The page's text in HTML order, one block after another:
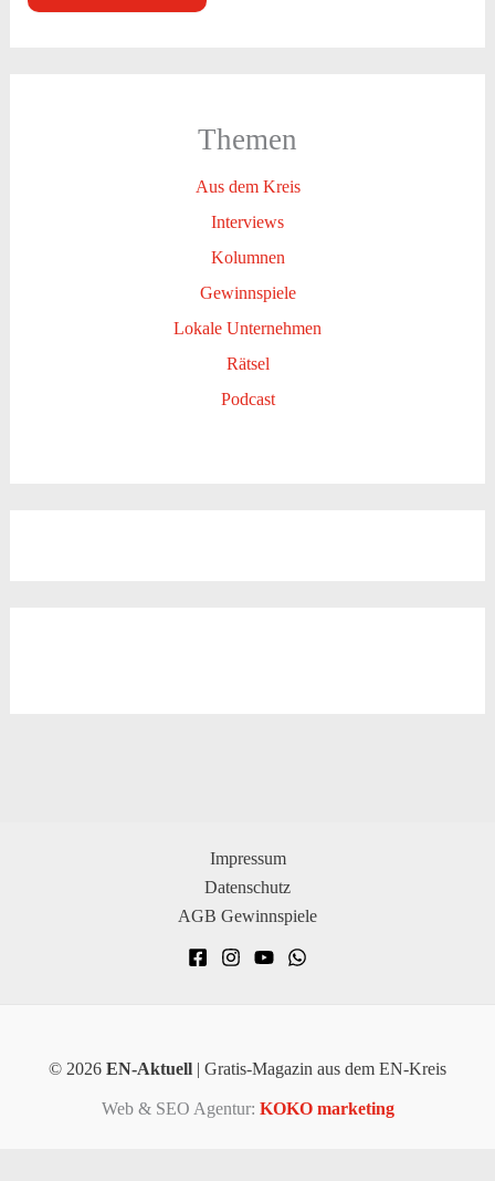
Themen
Aus dem Kreis
Interviews
Kolumnen
Gewinnspiele
Lokale Unternehmen
Rätsel
Podcast
Impressum
Datenschutz
AGB Gewinnspiele
© 2026 EN-Aktuell | Gratis-Magazin aus dem EN-Kreis
Web & SEO Agentur: KOKO marketing